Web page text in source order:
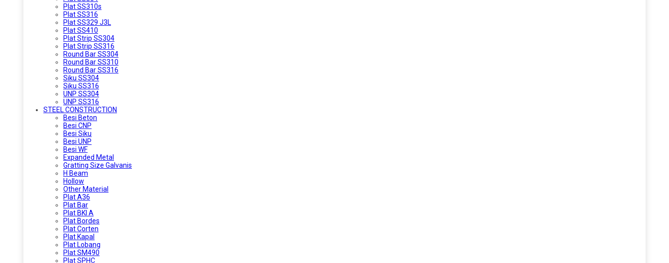
Plat SS310s
Plat SS316
Plat SS329 J3L
Plat SS410
Plat Strip SS304
Plat Strip SS316
Round Bar SS304
Round Bar SS310
Round Bar SS316
Siku SS304
Siku SS316
UNP SS304
UNP SS316
STEEL CONSTRUCTION
Besi Beton
Besi CNP
Besi Siku
Besi UNP
Besi WF
Expanded Metal
Gratting Size Galvanis
H Beam
Hollow
Other Material
Plat A36
Plat Bar
Plat BKI A
Plat Bordes
Plat Corten
Plat Kapal
Plat Lobang
Plat SM490
Plat SPHC